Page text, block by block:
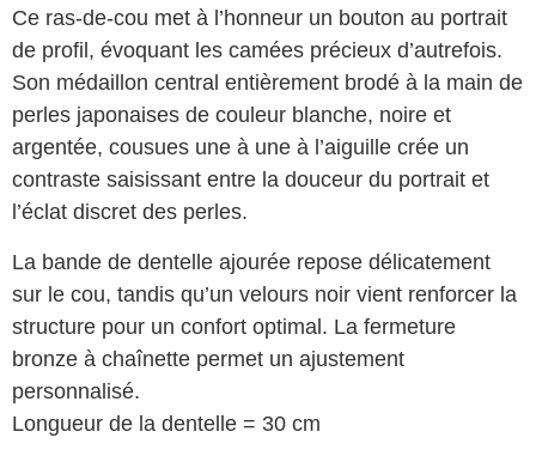
Ce ras-de-cou met à l’honneur un bouton au portrait
de profil, évoquant les camées précieux d’autrefois.
Son médaillon central entièrement brodé à la main de
perles japonaises de couleur blanche, noire et
argentée, cousues une à une à l’aiguille crée un
contraste saisissant entre la douceur du portrait et
l’éclat discret des perles.
La bande de dentelle ajourée repose délicatement
sur le cou, tandis qu’un velours noir vient renforcer la
structure pour un confort optimal. La fermeture
bronze à chaînette permet un ajustement
personnalisé.
Longueur de la dentelle = 30 cm